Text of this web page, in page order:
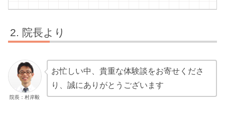
院長より
院長：村岸毅
お忙しい中、貴重な体験談をお寄せくださ
り、誠にありがとうございます